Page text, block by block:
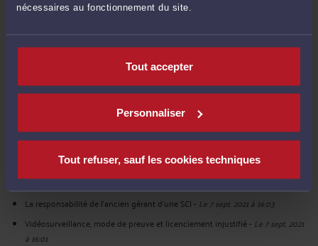
nécessaires au fonctionnement du site.
Tout accepter
Personnaliser
Tout refuser, sauf les cookies techniques
DERNIÈRES PUBLICATIONS
L'Importance du contradictoire dans la révocation d'un président de SAS.
Le 6 déc. 2023 à 11:53
Refus de remboursement d'un compte courant d'associé
Si un exemplaire du mandat n’est pas remis au mandant, la clause
d’exclusivité ou pénale ne pourra pas s’appliquer.-Le 7 sept. 2021 à 16:05
La responsabilité de l’ancien gérant d’une SCI- Le 7 sept. 2021 à 16:03
Vidéosurveillance, mode de preuve et licenciement injustifié- Le 7 sept. 2021
à 16:01